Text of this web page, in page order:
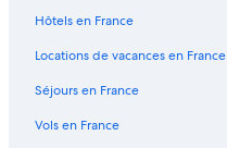
C
p
n
d
a
o
Hôtels en France
Locations de vacances en France
Séjours en France
Vols en France